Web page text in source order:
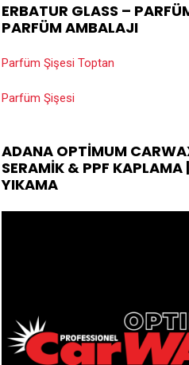
ERBATUR GLASS –
PARFÜM AMBALAJI
Parfüm Şişesi Toptan
Parfüm Şişesi
ADANA OPTIMUM
SERAMIK & PPF KAPLAMA
YIKAMA